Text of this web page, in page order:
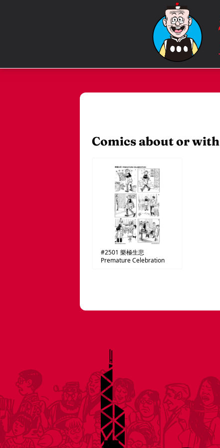
Comics about or with
#2501 樂極生悲
Premature Celebration